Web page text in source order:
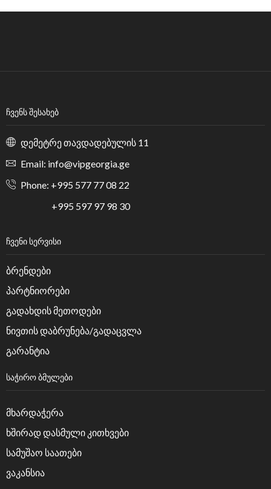
ᲩᲕᲔᲜᲡ ᲨᲔᲡᲐᲮᲔᲑ
დემეტრე თავდადებულის 11
Email: info@vipgeorgia.ge
Phone: +995 577 77 08 22
+995 597 97 98 30
ᲩᲕᲔᲜᲘ ᲡᲔᲠᲕᲘᲡᲘ
ბრენდები
პარტნიორები
გადახდის მეთოდები
ნივთის დაბრუნება/გადაცვლა
გარანტია
ᲡᲐᲭᲘᲠᲝ ᲑᲛᲣᲚᲔᲑᲘ
მხარდაჭერა
ხშირად დასმული კითხვები
სამუშაო საათები
ვაკანსია